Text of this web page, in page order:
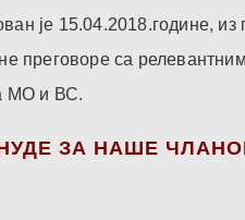
је 15.04.2018.године,
преговоре са
МО и ВС.
ЗА НАШЕ